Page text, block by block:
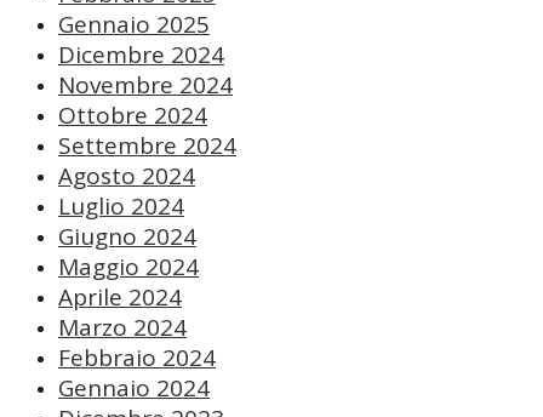
Gennaio 2025
Dicembre 2024
Novembre 2024
Ottobre 2024
Settembre 2024
Agosto 2024
Luglio 2024
Giugno 2024
Maggio 2024
Aprile 2024
Marzo 2024
Febbraio 2024
Gennaio 2024